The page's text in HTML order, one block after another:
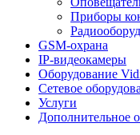
Приборы
GSM-охрана
IP-видеокамеры
Оборудование
Сетевое
Услуги
Дополнительное